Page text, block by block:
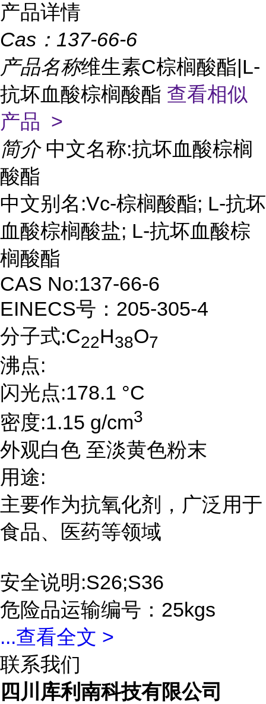
产品详情
Cas： 137-66-6
产品名称维生素C棕榈酸酯|L-
抗坏血酸棕榈酸酯 查看相似
产品 >
简介 中文名称:抗坏血酸棕榈
酸酯
中文别名:Vc-棕榈酸酯; L-抗坏
血酸棕榈酸盐; L-抗坏血酸棕
榈酸酯
CAS No:137-66-6
EINECS号：205-305-4
分子式:C22H38O7
沸点:
闪光点:178.1 °C
密度:1.15 g/cm3
外观白色 至淡黄色粉末
用途:
主要作为抗氧化剂，广泛用于
食品、医药等领域
安全说明:S26;S36
危险品运输编号：25kgs
...查看全文 >
联系我们
四川库利南科技有限公司